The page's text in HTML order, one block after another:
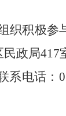
织积极参
政局417
电话：